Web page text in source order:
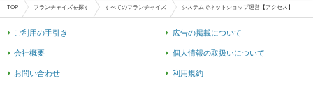
TOP フランチャイズを探す すべてのフランチャイズ システムでネットショップ運営【アクセス】
ご利用の手引き 広告の掲載について
会社概要 個人情報の取扱いについて
お問い合わせ 利用規約